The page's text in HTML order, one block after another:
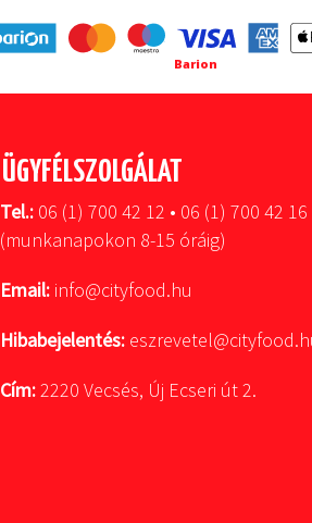
Barion
ÜGYFÉLSZOLGÁLAT
Tel.: 06 (1) 700 42 12 • 06 (1) 700 42 16
(munkanapokon 8-15 óráig)
Email: info@cityfood.hu
Hibabejelentés:
Cím:2220 Vecsés, Új Ecseri út 2.